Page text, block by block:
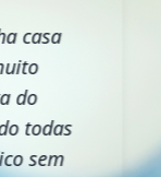
casa
do
todas
sem